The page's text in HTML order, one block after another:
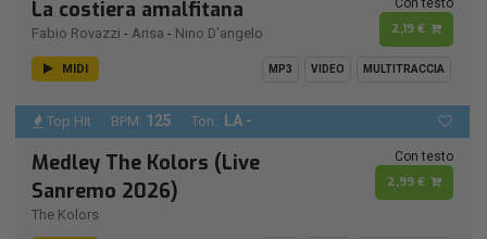
La costiera amalfitana
Fabio Rovazzi - Arisa - Nino D'angelo
Con testo
2,19 €
MIDI MP3 VIDEO MULTITRACCIA
Top Hit BPM: 125 Ton.: LA -
Medley The Kolors (Live
Sanremo 2026)
The Kolors
Con testo
2,99 €